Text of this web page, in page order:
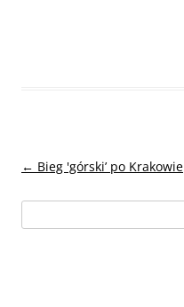
Nawigacja
← Bieg 'górski’ po Krakowie